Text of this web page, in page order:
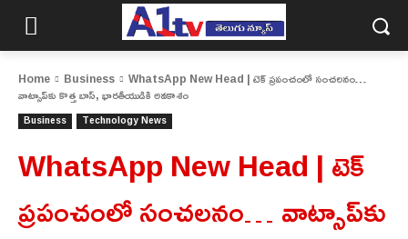
Home Business WhatsApp New Head | టెక్ ప్రపంచంలో సంచలనం…
వాట్సాప్‌కు కొత్త బాస్, భారతీయుడికి అవకాశం
Business Technology News
WhatsApp New Head | టెక్
ప్రపంచంలో సంచలనం… వాట్సాప్‌కు